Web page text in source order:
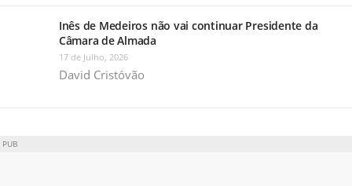
Inês de Medeiros não vai continuar Presidente da
Câmara de Almada
17 de Julho, 2026
David Cristóvão
PUB